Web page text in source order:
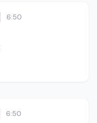
6:50
6:50